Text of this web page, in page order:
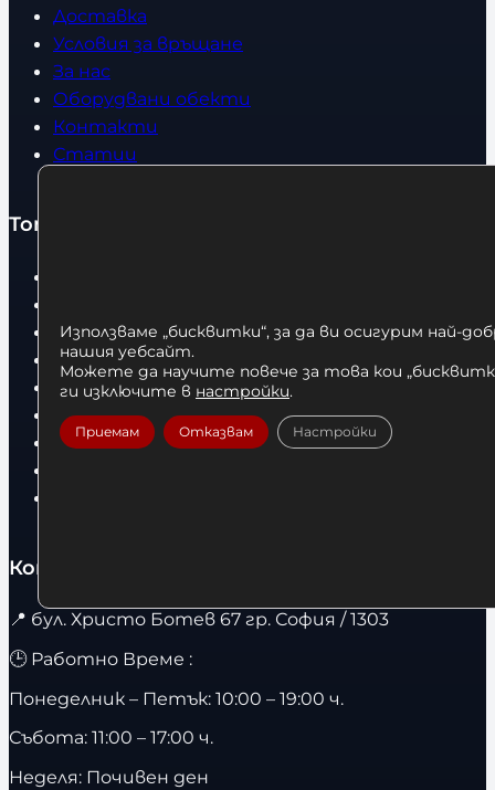
Доставка
Условия за връщане
За нас
Оборудвани обекти
Контакти
Статии
Топ категории
Боксови ръкавици
Дрехи
Детски дрехи
Суичъри
Фитнес оборудване и аксесоари
Контакти
📍 бул. Христо Ботев 67 гр. София / 1303
🕒 Работно Време :
Понеделник – Петък: 10:00 – 19:00 ч.
Събота: 11:00 – 17:00 ч.
Неделя: Почивен ден
Използваме „бисквитки“, за да ви осигурим най-
нашия уебсайт.
Можете да научите повече за това кои
ги изключите в настройки.
Приемам Отказвам Настройки